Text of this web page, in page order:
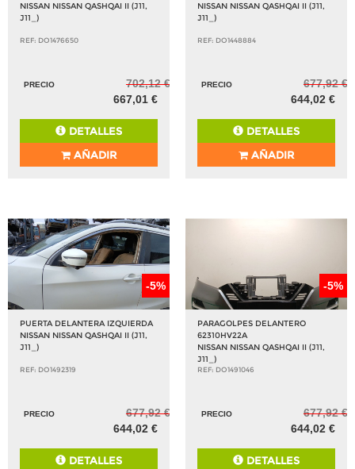
NISSAN NISSAN QASHQAI II (J11,
J11_)
REF: DO1476650
PRECIO
702,12 €
667,01 €
DETALLES
AÑADIR
NISSAN NISSAN QASHQAI II (J11,
J11_)
REF: DO1448884
PRECIO
677,92 €
644,02 €
DETALLES
AÑADIR
-5%
PUERTA DELANTERA IZQUIERDA
NISSAN NISSAN QASHQAI II (J11,
J11_)
REF: DO1492319
PRECIO
677,92 €
644,02 €
DETALLES
-5%
PARAGOLPES DELANTERO
62310HV22A
NISSAN NISSAN QASHQAI II (J11,
J11_)
REF: DO1491046
PRECIO
677,92 €
644,02 €
DETALLES